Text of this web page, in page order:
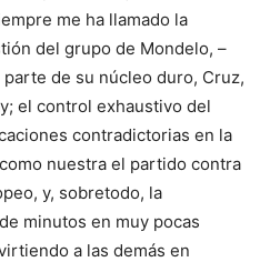
me ha llamado la
del grupo de Mondelo, –
de su núcleo duro, Cruz,
el control exhaustivo del
contradictorias en la
nuestra el partido contra
y, sobretodo, la
minutos en muy pocas
a las demás en